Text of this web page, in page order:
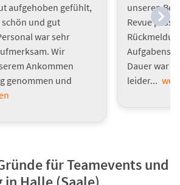
aufgehoben gefühlt,
und gut
war sehr
Wir
Ankommen
genommen und
unseren
Revue
Dauer war
leider...
für Teamevents und